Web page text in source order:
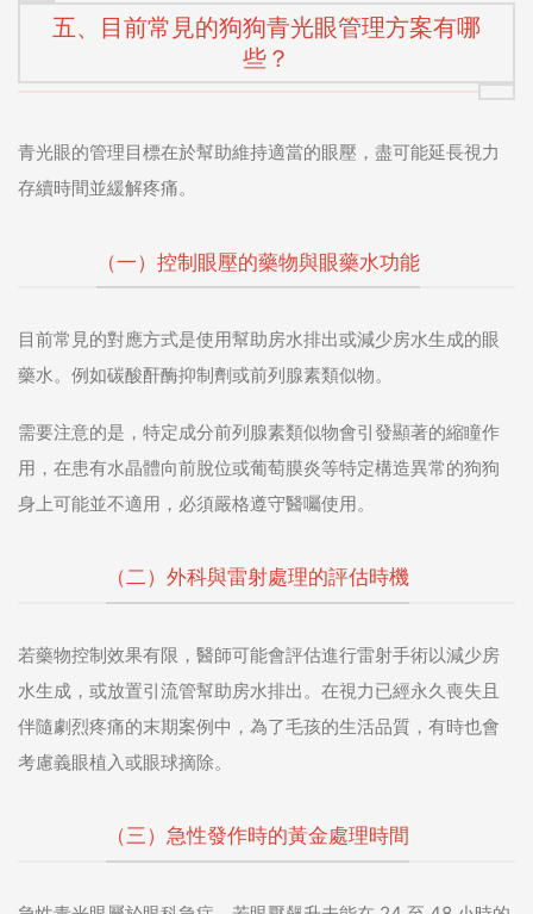
五、目前常見的狗狗青光眼管理方案有哪
些？
青光眼的管理目標在於幫助維持適當的眼壓，盡可能延長視力
存續時間並緩解疼痛。
（一）控制眼壓的藥物與眼藥水功能
目前常見的對應方式是使用幫助房水排出或減少房水生成的眼
藥水。例如碳酸酐酶抑制劑或前列腺素類似物。
需要注意的是，特定成分前列腺素類似物會引發顯著的縮瞳作
用，在患有水晶體向前脫位或葡萄膜炎等特定構造異常的狗狗
身上可能並不適用，必須嚴格遵守醫囑使用。
（二）外科與雷射處理的評估時機
若藥物控制效果有限，醫師可能會評估進行雷射手術以減少房
水生成，或放置引流管幫助房水排出。在視力已經永久喪失且
伴隨劇烈疼痛的末期案例中，為了毛孩的生活品質，有時也會
考慮義眼植入或眼球摘除。
（三）急性發作時的黃金處理時間